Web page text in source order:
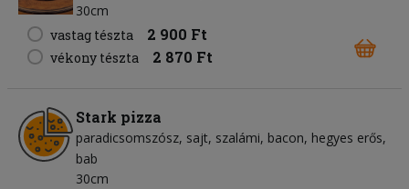
30cm
vastag tészta
2 900 Ft
vékony tészta 2 870 Ft
Stark pizza
paradicsomszósz sajt szalámi bacon hegyes erős
bab
30cm